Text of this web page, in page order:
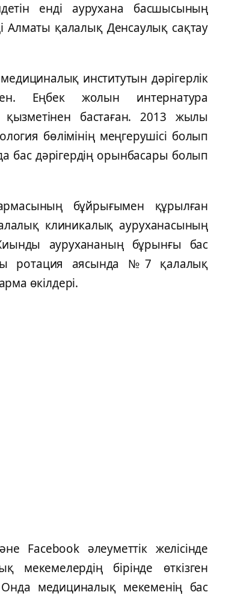
енді аурухана басшысының
қалалық Денсаулық сақтау
институтын дәрігерлік
Еңбек жолын интернатура
бастаған. 2013 жылы
бөлімінің меңгерушісі болып
бас дәрігердің орынбасары болып
бұйрығымен құрылған
клиникалық ауруханасының
аурухананың бұрынғы бас
ротация аясында №7 қалалық
өкілдері.
Facebook әлеуметтік желісінде
бірінде өткізген
медициналық мекеменің бас